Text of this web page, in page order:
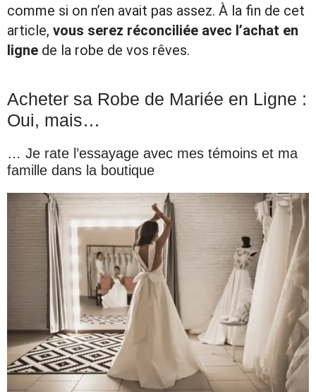
comme si on n’en avait pas assez. À la fin de cet
article, vous serez réconciliée avec l’achat en
ligne de la robe de vos rêves.
Acheter sa Robe de Mariée en Ligne :
Oui, mais…
… Je rate l’essayage avec mes témoins et ma
famille dans la boutique